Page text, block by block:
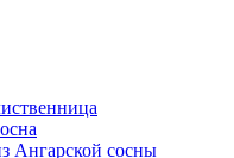
Ангарской сосны